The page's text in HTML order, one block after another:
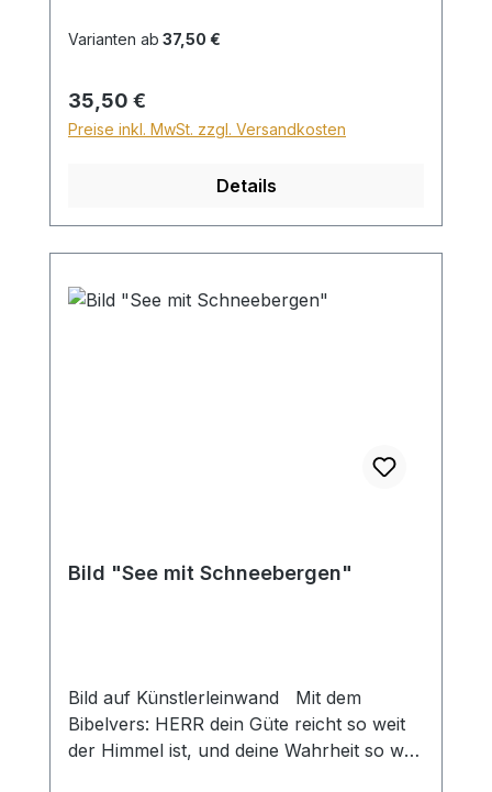
Zuschlag für Sperrgut in Höhe von
Ausland beträgt der Sperrgutzuschlag
30€.
Varianten ab 37,50 €
Regulärer Preis:
35,50 €
Preise inkl. MwSt. zzgl. Versandkosten
Details
Bild "See mit Schneebergen"
Bild auf Künstlerleinwand Mit dem
Bibelvers: HERR dein Güte reicht so weit
der Himmel ist, und deine Wahrheit so weit